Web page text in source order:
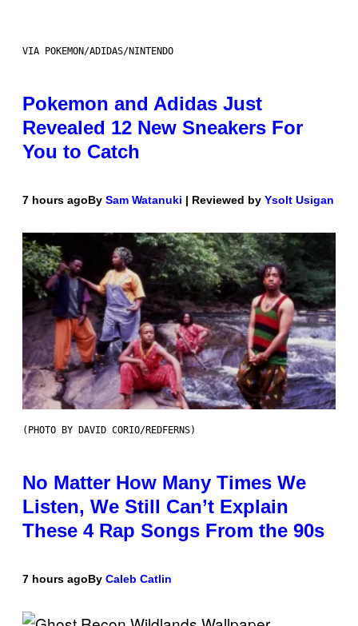
VIA POKEMON/ADIDAS/NINTENDO
Pokemon and Adidas Just
Revealed 12 New Sneakers For
You to Catch
7 hours agoBy Sam Watanuki | Reviewed by Ysolt Usigan
(PHOTO BY DAVID CORIO/REDFERNS)
No Matter How Many Times We
Listen, We Still Can’t Explain
These 4 Rap Songs From the 90s
7 hours agoBy Caleb Catlin